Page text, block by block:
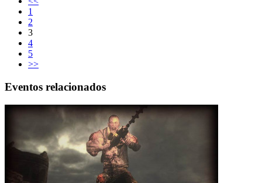
1
2
3
4
5
>>
Eventos relacionados